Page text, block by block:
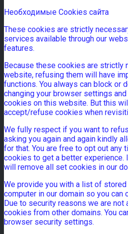
Необходимые Cookies сайта
These cookies are strictly
services available through our
features.
Because these cookies are strictly
website, refusing them will have
functions. You always can block or
changing your browser settings
cookies on this website. But this
accept/refuse cookies when
We fully respect if you want to
asking you again and again kindly
for that. You are free to opt out any
cookies to get a better
will remove all set cookies in our
We provide you with a list of
computer in our domain so you can
Due to security reasons we are
cookies from other domains. You
browser security settings.